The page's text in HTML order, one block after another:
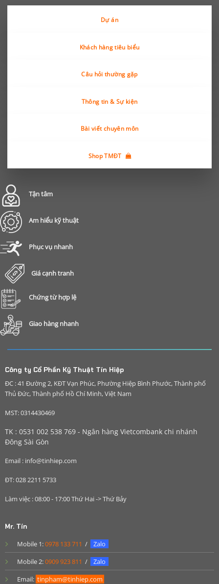
Dự án
Khách hàng tiêu biểu
Câu hỏi thường gặp
Thông tin & Sự kiện
Bài viết chuyên môn
Shop TMĐT
Tận tâm
Am hiểu kỹ thuật
Phục vụ nhanh
Giá cạnh tranh
Chứng từ hợp lệ
Giao hàng nhanh
Công ty Cổ Phần Kỹ Thuật Tín Hiệp
ĐC : 41 Đường 2, KĐT Vạn Phúc, Phường Hiệp Bình Phước, Thành phố
Thủ Đức, Thành phố Hồ Chí Minh, Việt Nam
MST: 0314430469
TK : 0531 002 538 769 - Ngân hàng Vietcombank chi nhánh
Đông Sài Gòn
Email : info@tinhiep.com
ĐT: 028 2211 5733
Làm việc : 08:00 - 17:00 Thứ Hai -> Thứ Bảy
Mr. Tín
Mobile 1:0978 133 711 /
Zalo
Mobile 2:0909 923 811 /
Zalo
Email: tinpham@tinhiep.com